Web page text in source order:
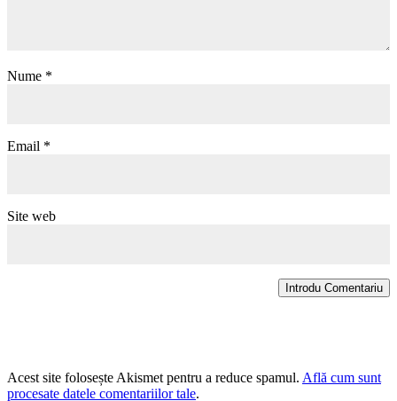
Nume *
Email *
Site web
Introdu Comentariu
Acest site folosește Akismet pentru a reduce spamul. Află cum sunt
procesate datele comentariilor tale.